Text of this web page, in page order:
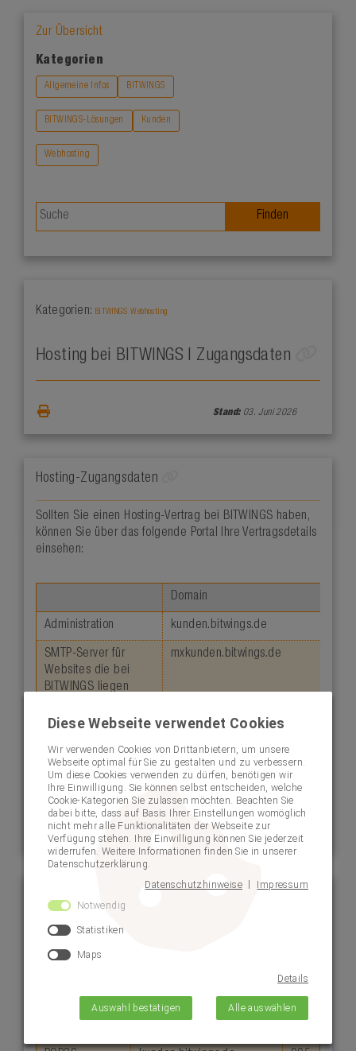
Zur Übersicht
Kategorien
Allgemeine Infos BITWINGS
BITWINGS-Lösungen Kunden
Webhosting
Kategorien: BITWINGS Webhosting
Hosting bei BITWINGS | Zugangsdaten
Stand:03. Juni 2026
Hosting-Zugangsdaten
Sollten Sie einen Hosting-Vertrag bei BITWINGS haben,
können Sie über das folgende Portal Ihre Vertragsdetails
einsehen:
Domain
Administration kunden.bitwings.de
SMTP-Server für
Websites die bei
BITWINGS liegen
mxkunden.bitwings.de
Vertragsabschluss von BITWINGS per Post erhalten.
Im Portal selbst finden Sie unter anderem eine Übersicht
über Ihre Domains und E-Mails. Außerdem haben Sie die
Möglichkeit, Ihren Datenverbrauch, Ihren restlichen
Speicherplatz oder Ihre Web-Statistiken abzurufen.
Sollten Sie Ihre E-Mail-Konten über BITWINGS beziehen,
finden Sie hier die nötigen Zugangsdaten:
Server Port
Diese Webseite verwendet Cookies
Wir verwenden Cookies von Drittanbietern, um unsere
Webseite optimal für Sie zu gestalten und zu verbessern.
Um diese Cookies verwenden zu dürfen, benötigen wir
Ihre Einwilligung. Sie können selbst entscheiden, welche
Cookie-Kategorien Sie zulassen möchten. Beachten Sie
dabei bitte, dass auf Basis Ihrer Einstellungen womöglich
nicht mehr alle Funktionalitäten der Webseite zur
Verfügung stehen. Ihre Einwilligung können Sie jederzeit
widerrufen. Weitere Informationen finden Sie in unserer
Datenschutzerklärung.
Auswahl bestätigen Alle auswählen
Datenschutzhinweise
Impressum
Notwendig
Statistiken
Maps
Details